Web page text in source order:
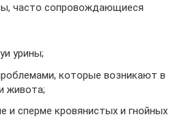
часто сопровождающиеся
урины;
которые возникают в
живота;
и сперме кровянистых и гнойных